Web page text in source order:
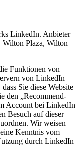
LinkedIn. Anbieter
Wilton Plaza, Wilton
Funktionen von
von LinkedIn
Sie diese Website
den „Recommend-
Account bei LinkedIn
Besuch auf dieser
Wir weisen
Kenntnis vom
durch LinkedIn